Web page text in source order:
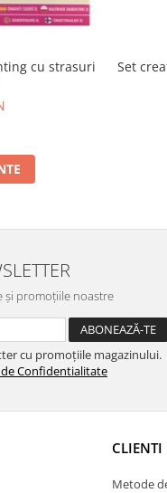
cu strasuri
Set
și promoțiile noastre
cu promoțiile magazinului.
Confidentialitate
CLIENTI
Metode